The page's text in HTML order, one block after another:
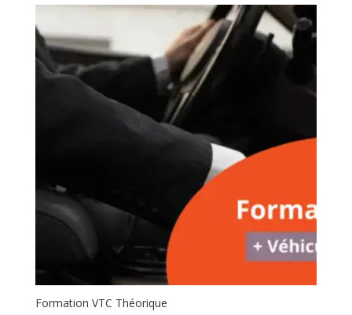
Formation VTC Théorique